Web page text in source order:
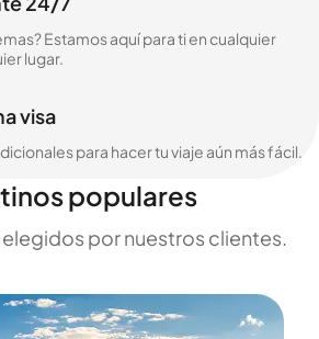
Estamos aquí para ti en cualquier
lugar.
visa
para hacer tu viaje aún más fácil.
populares
elegidos por nuestros clientes.